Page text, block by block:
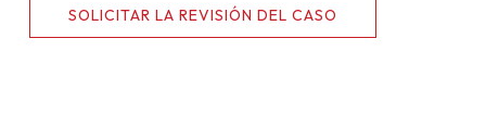
SOLICITAR LA REVISIÓN DEL CASO